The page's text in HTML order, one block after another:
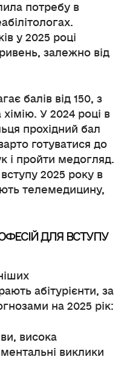
потребу в
у 2025 році
залежно від
балів від 150, з
У 2024 році в
прохідний бал
готуватися до
і пройти медогляд.
2025 року в
телемедицину,
ДЛЯ ВСТУПУ
абітурієнти, за
на 2025 рік:
висока
виклики